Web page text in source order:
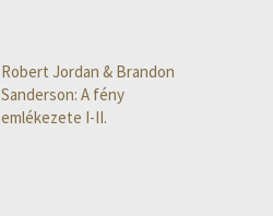
Robert Jordan & Brandon
Sanderson: A fény
emlékezete I-II.